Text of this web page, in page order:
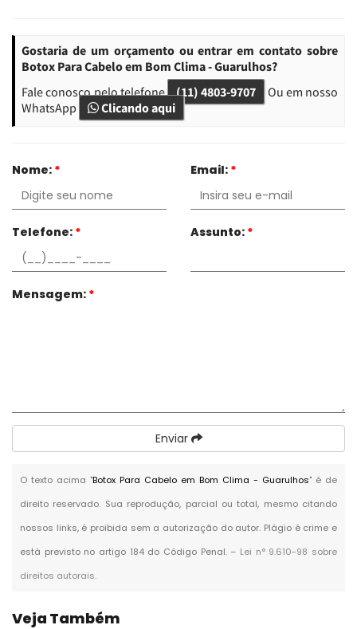
Gostaria de um orçamento ou entrar em contato sobre
Botox Para Cabelo em Bom Clima - Guarulhos?
Fale conosco pelo telefone (11) 4803-9707
Ou em nosso
WhatsApp
Clicando aqui
Nome: * Email: *
Telefone: * Assunto: *
Mensagem: *
Enviar
O texto acima "Botox Para Cabelo em Bom Clima - Guarulhos" é de
direito reservado. Sua reprodução, parcial ou total, mesmo citando
nossos links, é proibida sem a autorização do autor. Plágio é crime e
está previsto no artigo 184 do Código Penal. – Lei n° 9.610-98 sobre
direitos autorais.
Veja Também